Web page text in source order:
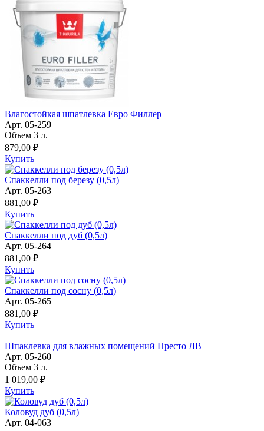
Влагостойкая шпатлевка Евро Филлер
Арт. 05-259
Объем 3 л.
879,00 ₽
Купить
Спаккелли под березу (0,5л)
Арт. 05-263
881,00 ₽
Купить
Спаккелли под дуб (0,5л)
Арт. 05-264
881,00 ₽
Купить
Спаккелли под сосну (0,5л)
Арт. 05-265
881,00 ₽
Купить
Шпаклевка для влажных помещений Престо ЛВ
Арт. 05-260
Объем 3 л.
1 019,00 ₽
Купить
Коловуд дуб (0,5л)
Арт. 04-063